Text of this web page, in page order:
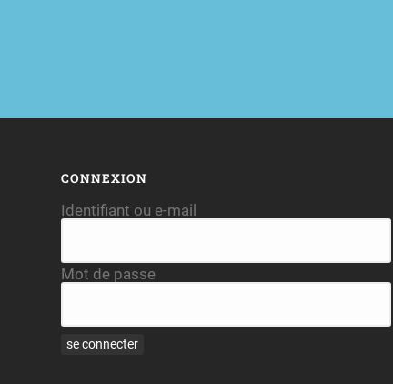
CONNEXION
Identifiant ou e-mail
Mot de passe